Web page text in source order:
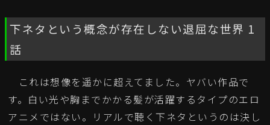
下ネタという概念が存在しない退屈な世界 1
話
これは想像を遥かに超えてました。ヤバい作品で
す。白い光や胸までかかる髪が活躍するタイプのエロ
アニメではない。リアルで聴く下ネタというのは決し